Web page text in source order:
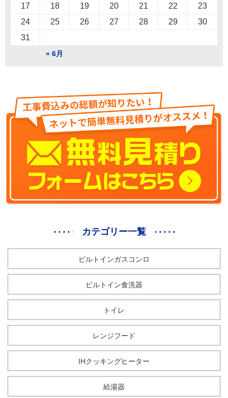
« 6月
17
18 19 20 21 22
23
24
25 26 27 28 29
30
31
カテゴリー一覧
ビルトインガスコンロ
ビルトイン食洗器
トイレ
レンジフード
IHクッキングヒーター
給湯器